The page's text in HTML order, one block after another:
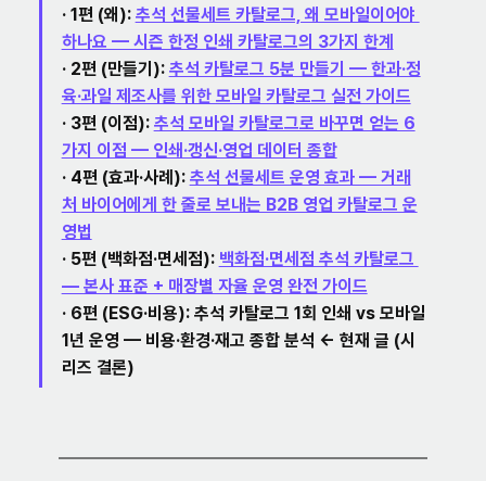
· 1편 (왜): 추석 선물세트 카탈로그, 왜 모바일이어야
하나요 — 시즌 한정 인쇄 카탈로그의 3가지 한계
· 2편 (만들기): 추석 카탈로그 5분 만들기 — 한과·정
육·과일 제조사를 위한 모바일 카탈로그 실전 가이드
· 3편 (이점): 추석 모바일 카탈로그로 바꾸면 얻는 6
가지 이점 — 인쇄·갱신·영업 데이터 종합
· 4편 (효과·사례): 추석 선물세트 운영 효과 — 거래
처 바이어에게 한 줄로 보내는 B2B 영업 카탈로그 운
영법
· 5편 (백화점·면세점): 백화점·면세점 추석 카탈로그
— 본사 표준 + 매장별 자율 운영 완전 가이드
· 6편 (ESG·비용): 추석 카탈로그 1회 인쇄 vs 모바일
1년 운영 — 비용·환경·재고 종합 분석 ← 현재 글 (시
리즈 결론)